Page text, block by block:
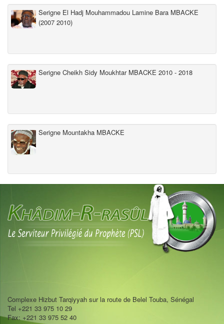
Serigne El Hadj Mouhammadou Lamine Bara MBACKE
(2007 2010)
Serigne Cheikh Sidy Moukhtar MBACKE 2010 - 2018
Serigne Mountakha MBACKE
Complexe Hizbut Tarqiyyah sur la route de Belel Touba, Sénégal
Tel +221 33 975 10 29
Fax: +221 33 975 52 40